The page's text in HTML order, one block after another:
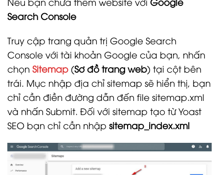
Search Console
Truy cập trang quản trị Google Search
Console với tài khoản Google của bạn, nhấn
chọn Sitemap (Sơ đồ trang web) tại cột bên
trái. Mục nhập địa chỉ sitemap sẽ hiển thị, bạn
chỉ cần điền đường dẫn đến file sitemap.xml
và nhấn Submit. Đối với sitemap tạo từ Yoast
SEO bạn chỉ cần nhập sitemap_index.xml